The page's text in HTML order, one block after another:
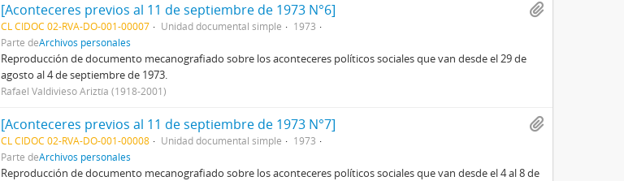
[Aconteceres previos al 11 de septiembre de 1973 N°6]
CL CIDOC 02-RVA-DO-001-00007 Unidad documental simple
1973
Parte deArchivos personales
Reproducción de documento mecanografiado sobre los aconteceres políticos sociales que van desde el 29 de
agosto al 4 de septiembre de 1973.
Rafael Valdivieso Ariztía (1918-2001)
[Aconteceres previos al 11 de septiembre de 1973 N°7]
CL CIDOC 02-RVA-DO-001-00008 Unidad documental simple
1973
Parte deArchivos personales
Reproducción de documento mecanografiado sobre los aconteceres políticos sociales que van desde el 4 al 8 de